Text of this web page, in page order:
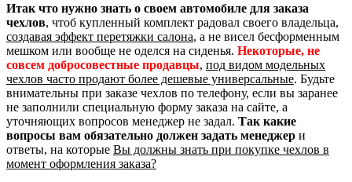
Итак что нужно знать о своем автомобиле для заказа
чехлов, чтоб купленный комплект радовал своего владельца,
создавая эффект перетяжки салона, а не висел бесформенным
мешком или вообще не оделся на сиденья. Некоторые, не
совсем добросовестные продавцы, под видом модельных
чехлов часто продают более дешевые универсальные. Будьте
внимательны при заказе чехлов по телефону, если вы заранее
не заполнили специальную форму заказа на сайте, а
уточняющих вопросов менеджер не задал. Так какие
вопросы вам обязательно должен задать менеджер и
ответы, на которые Вы должны знать при покупке чехлов в
момент оформления заказа?